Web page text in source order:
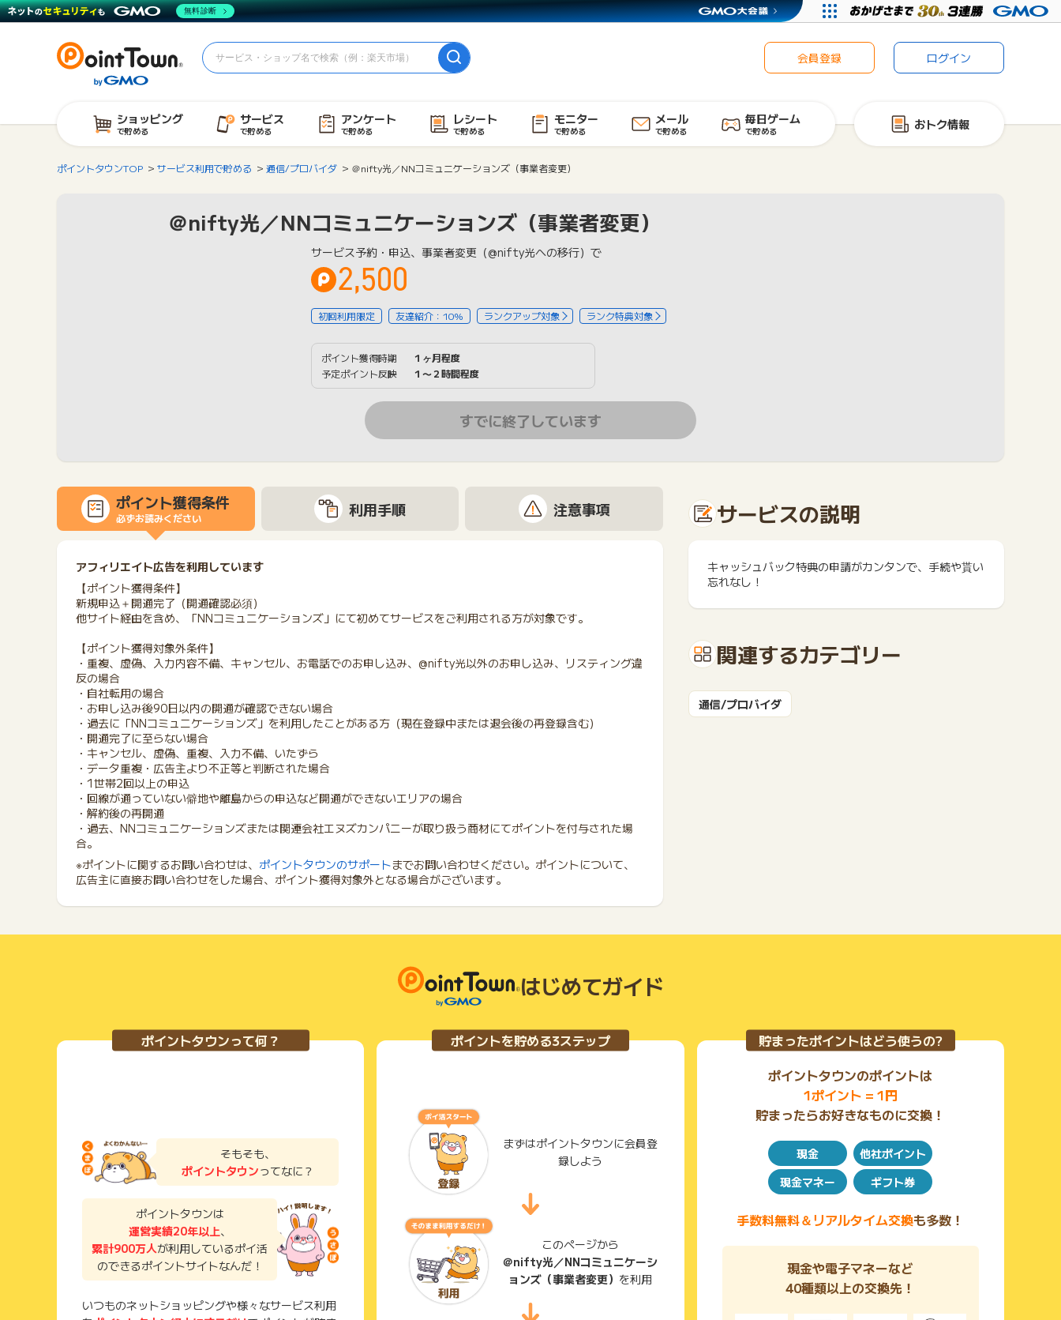
会員登録 ログイン
ショッピング
で貯める
サービス
で貯める
アンケート
で貯める
レシート
で貯める
モニター
で貯める
メール
で貯める
毎日ゲーム
で貯める おトク情報
ポイントタウンTOP サービス利用で貯める 通信/プロバイダ ＠nifty光／NNコミュニケーションズ（事業者変更）
＠nifty光／NNコミュニケーションズ（事業者変更）
サービス予約・申込、事業者変更（@nifty光への移行）で
2,500
初回利用限定 友達紹介：10% ランクアップ対象 ランク特典対象
ポイント獲得時期
１ヶ月程度
予定ポイント反映
１〜２時間程度
すでに終了しています
ポイント獲得条件
必ずお読みください 利用手順 注意事項
アフィリエイト広告を利用しています
【ポイント獲得条件】
新規申込＋開通完了（開通確認必須）
他サイト経由を含め、「NNコミュニケーションズ」にて初めてサービスをご利用される方が対象です。
【ポイント獲得対象外条件】
・重複、虚偽、入力内容不備、キャンセル、お電話でのお申し込み、@nifty光以外のお申し込み、リスティング違
反の場合
・自社転用の場合
・お申し込み後90日以内の開通が確認できない場合
・過去に「NNコミュニケーションズ」を利用したことがある方（現在登録中または退会後の再登録含む）
・開通完了に至らない場合
・キャンセル、虚偽、重複、入力不備、いたずら
・データ重複・広告主より不正等と判断された場合
・1世帯2回以上の申込
・回線が通っていない僻地や離島からの申込など開通ができないエリアの場合
・解約後の再開通
・過去、NNコミュニケーションズまたは関連会社エヌズカンパニーが取り扱う商材にてポイントを付与された場
合。
※ポイントに関するお問い合わせは、 ポイントタウンのサポートまでお問い合わせください。ポイントについて、
広告主に直接お問い合わせをした場合、ポイント獲得対象外となる場合がございます。
サービスの説明
キャッシュバック特典の申請がカンタンで、手続や貰い
忘れなし！
関連するカテゴリー
通信/プロバイダ
はじめてガイド
ポイントタウンって何？
そもそも、
ポイントタウンってなに？
ポイントタウンは
運営実績20年以上、
累計900万人が利用しているポイ活
のできるポイントサイトなんだ！
いつものネットショッピングや様々なサービス利用
ポイントを貯める3ステップ
まずはポイントタウンに会員登
録しよう
このページから
＠nifty光／NNコミュニケーシ
ョンズ（事業者変更） を利用
貯まったポイントはどう使うの?
ポイントタウンのポイントは
1ポイント = 1円
貯まったらお好きなものに交換！
現金
他社ポイント
現金マネー
ギフト券
手数料無料＆リアルタイム交換も多数！
現金や電子マネーなど
40種類以上の交換先！
無料診断